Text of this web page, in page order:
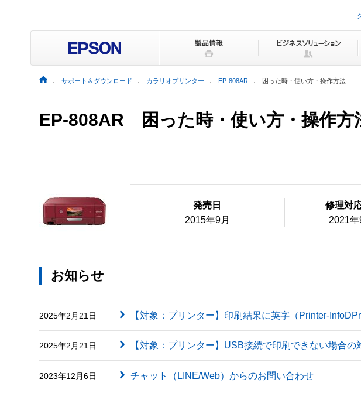
ビ
ョ
ッ
サポート＆ダウンロード カラリオプリンター EP-808AR 困った時・使い方・操作方法
EP-808AR 困った時・使い方・操作方
発売日
2015年9月
修理対
2021年
お知らせ
2025年2月21日 【対象：プリンター】印刷結果に英字（Printer-
2025年2月21日 【対象：プリンター】USB接続で印刷できない場合の
2023年12月6日 チャット（LINE/Web）からのお問い合わせ